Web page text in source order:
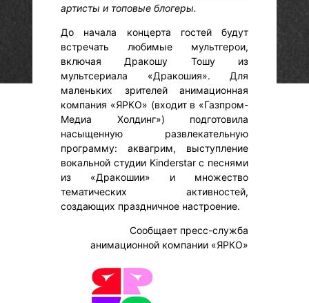
артисты и топовые блогеры.
До начала концерта гостей будут
встречать любимые мультгерои,
включая Дракошу Тошу из
мультсериала «Дракошия». Для
маленьких зрителей анимационная
компания «ЯРКО» (входит в «Газпром-
Медиа Холдинг») подготовила
насыщенную развлекательную
программу: аквагрим, выступление
вокальной студии Kinderstar с песнями
из «Дракошии» и множество
тематических активностей,
создающих праздничное настроение.
Сообщает пресс-служба
анимационной компании «ЯРКО»